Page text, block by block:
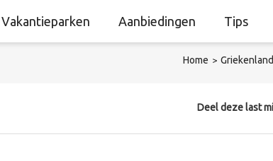
Vakantieparken Aanbiedingen Tips
Home Griekenland
Deel deze last